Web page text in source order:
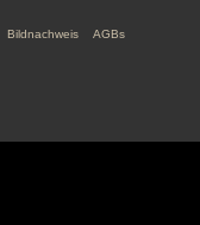
Bildnachweis AGBs